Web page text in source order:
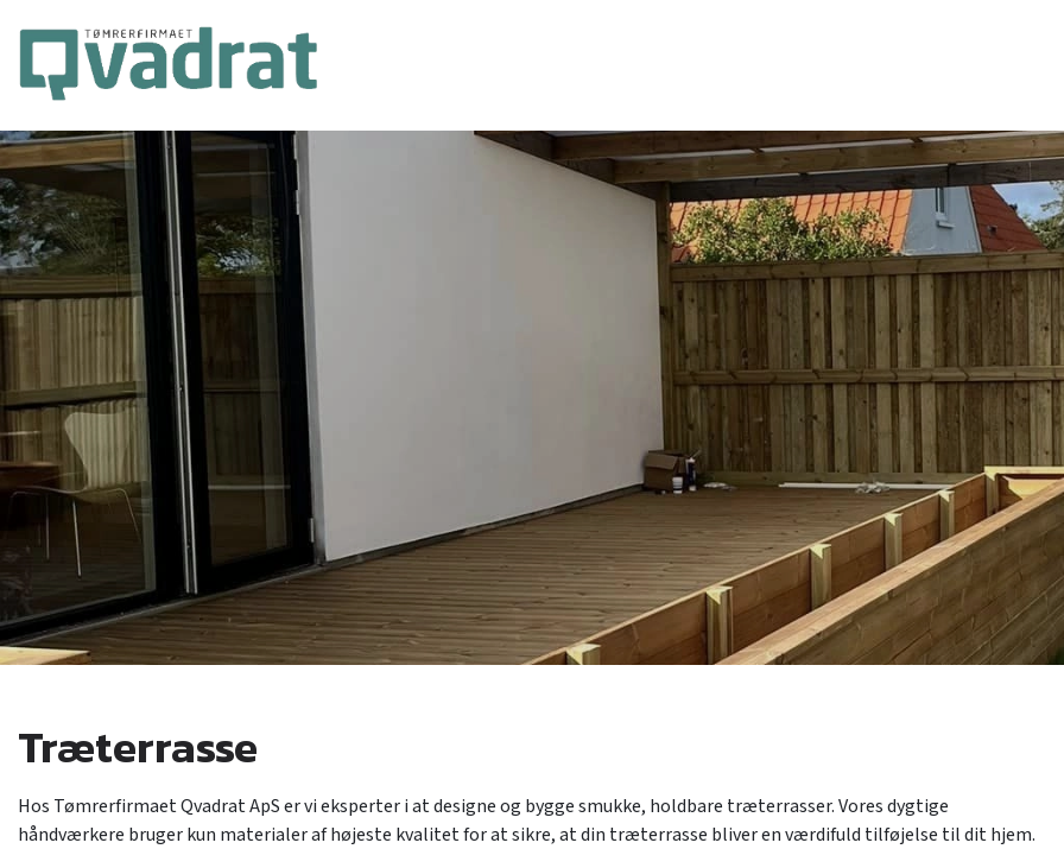
hovedindhold
Træterrasse
Hos Tømrerfirmaet Qvadrat ApS er vi eksperter i at designe og bygge smukke, holdbare træterrasser. Vores dygtige
håndværkere bruger kun materialer af højeste kvalitet for at sikre, at din træterrasse bliver en værdifuld tilføjelse til dit hjem.